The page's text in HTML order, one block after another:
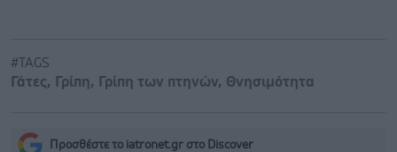
#TAGS
Γάτες, Γρίπη, Γρίπη των πτηνών, Θνησιμότητα
Προσθέστε το iatronet.gr στο Discover